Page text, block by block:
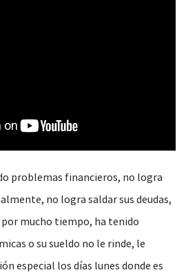
problemas financieros, no logra
no logra saldar sus deudas,
mucho tiempo, ha tenido
o su sueldo no le rinde, le
especial los días lunes donde es